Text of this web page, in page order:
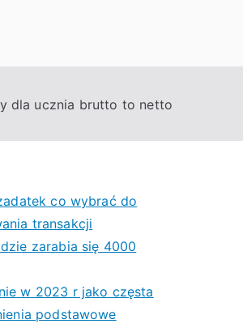
dla ucznia brutto to netto
co wybrać do
transakcji
zarabia się 4000
w 2023 r jako częsta
podstawowe